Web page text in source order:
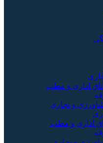
اداری و مطب
و تجاری
اداری و مطب